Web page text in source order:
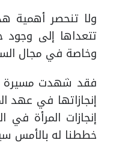
ولا تنحصر أهمية
تتعداها إلى وجود
وخاصة في مجال
فقد شهدت مسيرة
إنجازاتها في عهد
إنجازات المرأة في
خططنا له بالأمس